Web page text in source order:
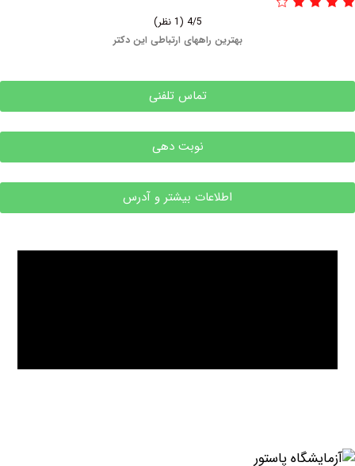
بهترین راههای ارتباطی این دکتر
تماس تلفنی
نوبت دهی
اطلاعات بیشتر و آدرس